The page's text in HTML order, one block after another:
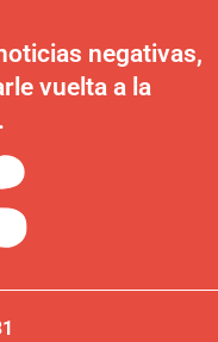
negativas,
vuelta a la